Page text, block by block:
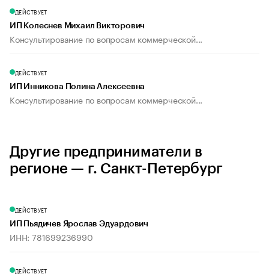
ДЕЙСТВУЕТ
ИП Колеснев Михаил Викторович
Консультирование по вопросам коммерческой...
ДЕЙСТВУЕТ
ИП Инникова Полина Алексеевна
Консультирование по вопросам коммерческой...
Другие предприниматели в
регионе — г. Санкт-Петербург
ДЕЙСТВУЕТ
ИП Пьядичев Ярослав Эдуардович
ИНН: 781699236990
ДЕЙСТВУЕТ